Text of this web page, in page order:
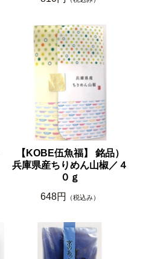
【KOBE伍魚福】 銘品）
兵庫県産ちりめん山椒／４
０ｇ
648円
（税込み）